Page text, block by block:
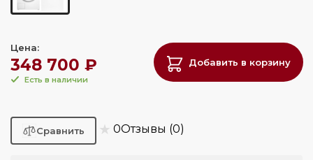
Цена:
348 700 ₽
Есть в наличии
Добавить в корзину
★ 0Отзывы (0)